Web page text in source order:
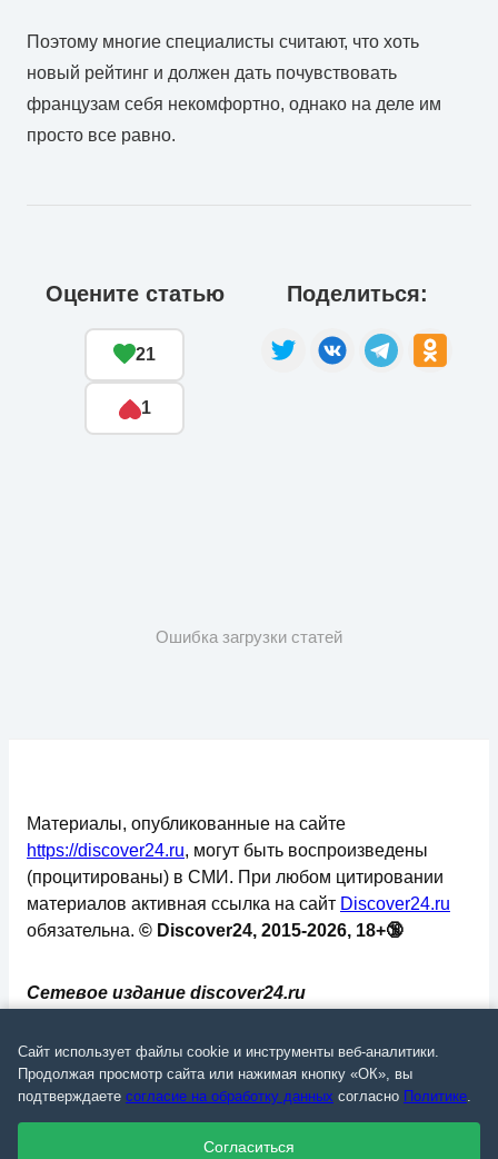
Поэтому многие специалисты считают, что хоть
новый рейтинг и должен дать почувствовать
французам себя некомфортно, однако на деле им
просто все равно.
Оцените статью
21
1
Поделиться:
Ошибка загрузки статей
Сетевое издание discover24.ru
надзору в сфере связи, информационных
технологий и массовых коммуникаций
(Роскомнадзор). Регистрационный номер: ЭЛ №
ФС 77 - 73793.
Материалы, опубликованные на сайте
https://discover24.ru, могут быть воспроизведены
(процитированы) в СМИ. При любом цитировании
материалов активная ссылка на сайт Discover24.ru
обязательна. © Discover24, 2015-2026, 18+🔞
Сайт использует файлы cookie и инструменты веб-аналитики.
Продолжая просмотр сайта или нажимая кнопку «ОК», вы
подтверждаете согласие на обработку данных согласно Политике.
Согласиться